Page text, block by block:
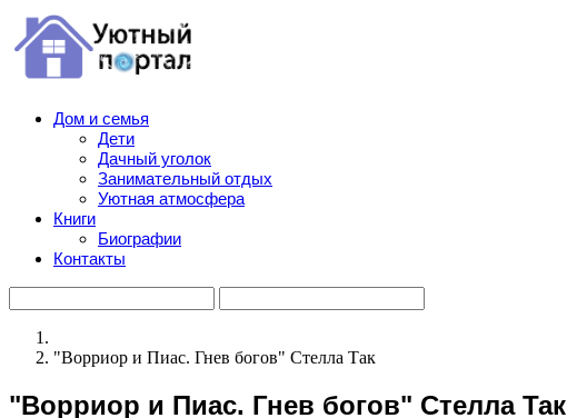
Дом и семья
Дети
Дачный уголок
Занимательный отдых
Уютная атмосфера
Книги
Биографии
Контакты
"Ворриор и Пиас. Гнев богов" Стелла Так
"Ворриор и Пиас. Гнев богов" Стелла Так